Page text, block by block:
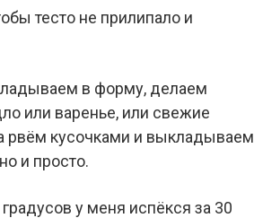
тесто не прилипало и
в форму, делаем
или варенье, или свежие
рвём кусочками и выкладываем
и просто.
у меня испёкся за 30